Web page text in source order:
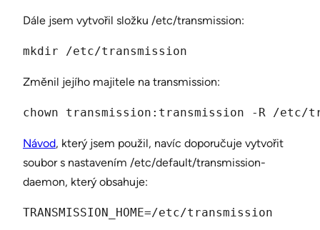
Dále jsem vytvořil složku /etc/transmission:
mkdir /etc/transmission
Změnil jejího majitele na transmission:
chown transmission:transmission -R /etc/
Návod, který jsem použil, navíc doporučuje vytvořit
soubor s nastavením /etc/default/transmission-
daemon, který obsahuje:
TRANSMISSION_HOME=/etc/transmission